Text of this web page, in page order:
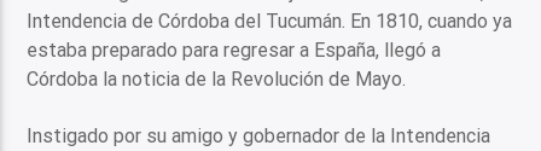
Intendencia de Córdoba del Tucumán. En 1810, cuando ya
estaba preparado para regresar a España, llegó a
Córdoba la noticia de la Revolución de Mayo.
Instigado por su amigo y gobernador de la Intendencia